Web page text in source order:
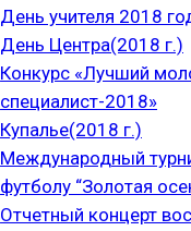
День учителя 2018
День Центра(2018 г.)
Конкурс «Лучший
специалист-2018»
Купалье(2018 г.)
Международный
футболу “Золотая
Отчетный концерт